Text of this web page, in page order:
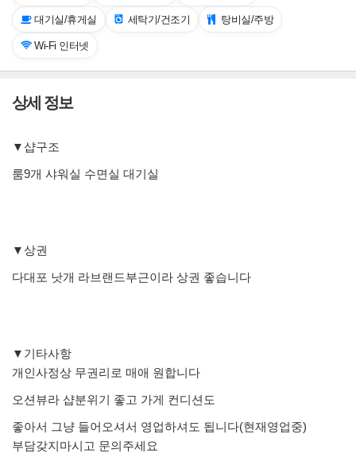
대기실/휴게실 세탁기/건조기 탕비실/주방
Wi-Fi 인터넷
상세 정보
▼샵구조
룸9개 샤워실 수면실 대기실
▼상권
다대포 낫개 라브랜드부근이라 상권 좋습니다
▼기타사항
개인사정상 무권리로 매애 원합니다
오션뷰라 샵분위기 좋고 가게 컨디션도
좋아서 그냥 들어오셔서 영업하셔도 됩니다(현재영업중)
부담갖지마시고 문의주세요